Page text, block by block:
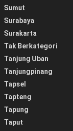
Sumut
Surabaya
Surakarta
Tak Berkategori
Tanjung Uban
Tanjungpinang
Tapsel
Tapteng
Tapung
Taput